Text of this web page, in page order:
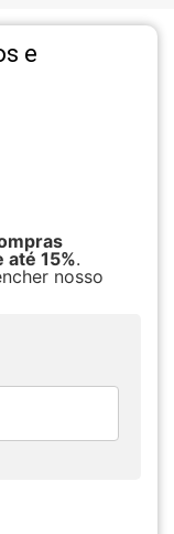
e
até 15%.
nosso